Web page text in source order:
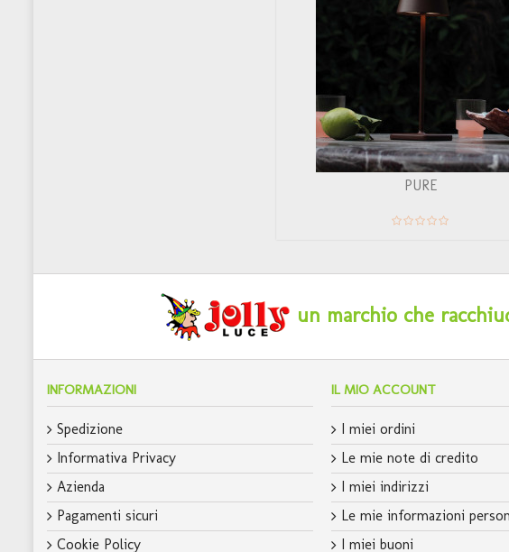
PURE
un marchio che
INFORMAZIONI
Spedizione
Informativa Privacy
Azienda
Pagamenti sicuri
Cookie Policy
IL MIO ACCOUNT
I miei ordini
Le mie note di credito
I miei indirizzi
Le mie informazioni
I miei buoni